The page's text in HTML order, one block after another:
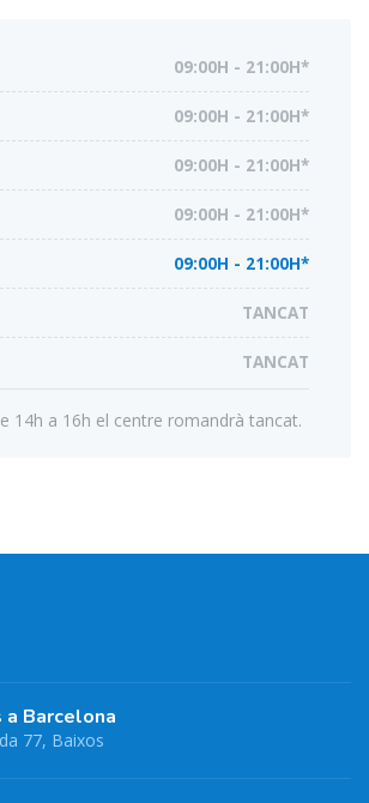
09:00H - 21:00H*
09:00H - 21:00H*
09:00H - 21:00H*
09:00H - 21:00H*
09:00H - 21:00H*
TANCAT
TANCAT
14h a 16h el centre romandrà tancat.
Barcelona
77, Baixos